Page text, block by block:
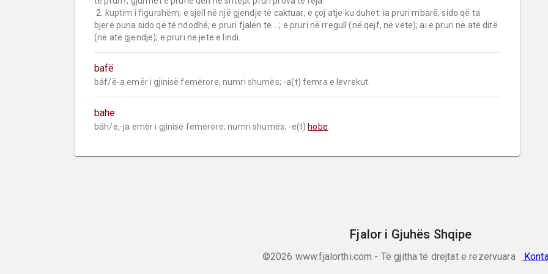
2.
kuptim i figurshëm; e sjell në një gjendje të caktuar; e çoj atje ku duhet: ia pruri mbarë; sido që ta
bjerë puna sido që të ndodhë; e pruri fjalën te …; e pruri në rregull (në qejf, në vete); ai e pruri në atë ditë
(në atë gjendje); e pruri në jetë e lindi.
bafë
báf/ë-a emër i gjinisë femërore; numri shumës; -a(t) femra e levrekut.
bahe
báh/e,-ja emër i gjinisë femërore; numri shumës; -e(t) hobe
Fjalor i Gjuhës Shqipe
©2026 www.fjalorthi.com - Të gjitha të drejtat e rezervuara